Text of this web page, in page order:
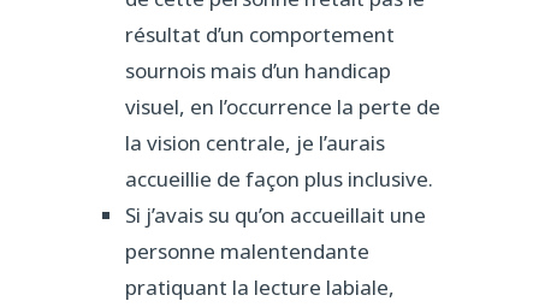
résultat d’un comportement
sournois mais d’un handicap
visuel, en l’occurrence la perte de
la vision centrale, je l’aurais
accueillie de façon plus inclusive.
Si j’avais su qu’on accueillait une
personne malentendante
pratiquant la lecture labiale,